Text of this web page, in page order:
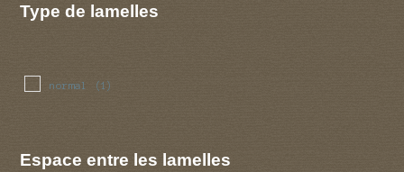
Type de lamelles
normal (1)
Espace entre les lamelles